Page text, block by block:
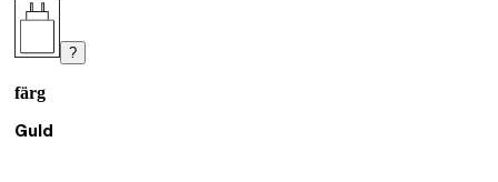
?
färg
Nuvarande val Guld
Guld